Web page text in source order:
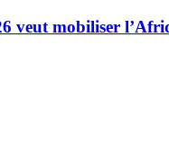
veut mobiliser